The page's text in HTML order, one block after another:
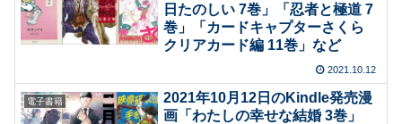
日たのしい 7巻」「忍者と極道 7
巻」「カードキャプターさくら
クリアカード編 11巻」など
2021.10.12
電子書籍
2021年10月12日のKindle発売漫
画「わたしの幸せな結婚 3巻」